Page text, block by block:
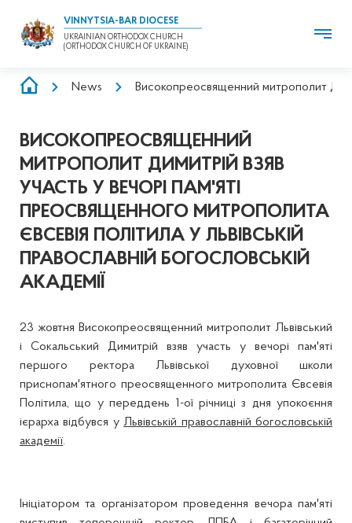
VINNYTSIA-BAR DIOCESE
UKRAINIAN ORTHODOX CHURCH
(ORTHODOX CHURCH OF UKRAINE)
BREADCRUMB
News Високопреосвященний митрополит
ВИСОКОПРЕОСВЯЩЕННИЙ
МИТРОПОЛИТ ДИМИТРІЙ ВЗЯВ
УЧАСТЬ У ВЕЧОРІ ПАМ'ЯТІ
ПРЕОСВЯЩЕННОГО МИТРОПОЛИТА
ЄВСЕВІЯ ПОЛІТИЛА У ЛЬВІВСЬКІЙ
ПРАВОСЛАВНІЙ БОГОСЛОВСЬКІЙ
АКАДЕМІЇ
23 жовтня Високопреосвященний митрополит Львівський
і Сокальський Димитрій взяв участь у вечорі пам'яті
першого ректора Львівської духовної школи
приснопам'ятного преосвященного митрополита Євсевія
Політила, що у переддень 1-ої річниці з дня упокоєння
ієрарха відбувся у Львівській православній богословській
академії.
Ініціатором та організатором проведення вечора пам'яті